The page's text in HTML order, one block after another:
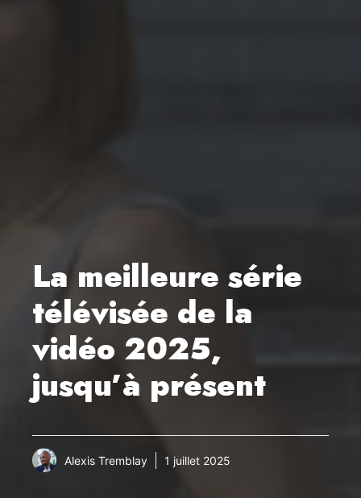
La meilleure série
télévisée de la
vidéo 2025,
jusqu’à présent
Alexis Tremblay 1 juillet 2025